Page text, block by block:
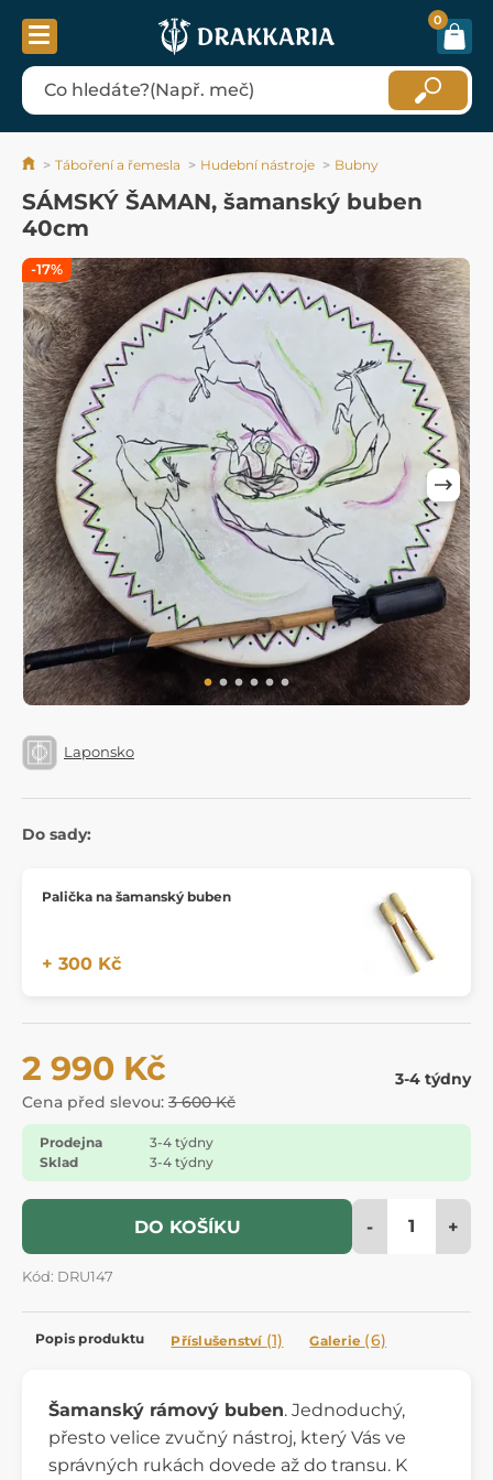
0
Táboření a řemesla Hudební nástroje Bubny
SÁMSKÝ ŠAMAN, šamanský buben
40cm
Laponsko
Do sady:
Palička na šamanský buben
+ 300 Kč
2 990 Kč
Cena před slevou: 3 600 Kč
3-4 týdny
Prodejna
3-4 týdny
Sklad
3-4 týdny
DO KOŠÍKU - +
Kód: DRU147
-17%
Popis produktu Příslušenství (1) Galerie (6)
Šamanský rámový buben. Jednoduchý,
přesto velice zvučný nástroj, který Vás ve
správných rukách dovede až do transu. K